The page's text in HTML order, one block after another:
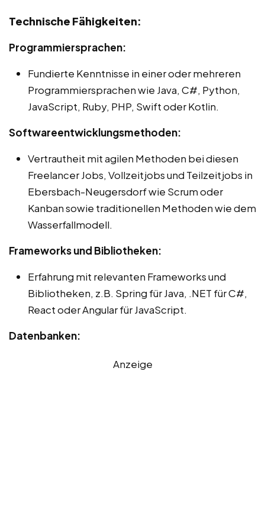
Technische Fähigkeiten:
Programmiersprachen:
Fundierte Kenntnisse in einer oder mehreren
Programmiersprachen wie Java, C#, Python,
JavaScript, Ruby, PHP, Swift oder Kotlin.
Softwareentwicklungsmethoden:
Vertrautheit mit agilen Methoden bei diesen
Freelancer Jobs, Vollzeitjobs und Teilzeitjobs in
Ebersbach-Neugersdorf wie Scrum oder
Kanban sowie traditionellen Methoden wie dem
Wasserfallmodell.
Frameworks und Bibliotheken:
Erfahrung mit relevanten Frameworks und
Bibliotheken, z.B. Spring für Java, .NET für C#,
React oder Angular für JavaScript.
Datenbanken:
Anzeige